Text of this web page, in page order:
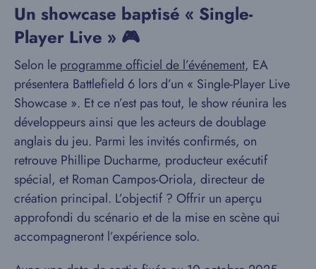
Un showcase baptisé « Single-
Player Live » 🎮
Selon le programme officiel de l’événement, EA
présentera Battlefield 6 lors d’un « Single-Player Live
Showcase ». Et ce n’est pas tout, le show réunira les
développeurs ainsi que les acteurs de doublage
anglais du jeu. Parmi les invités confirmés, on
retrouve Phillipe Ducharme, producteur exécutif
spécial, et Roman Campos-Oriola, directeur de
création principal. L’objectif ? Offrir un aperçu
approfondi du scénario et de la mise en scène qui
accompagneront l’expérience solo.